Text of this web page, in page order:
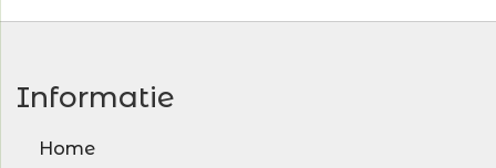
Informatie
Home